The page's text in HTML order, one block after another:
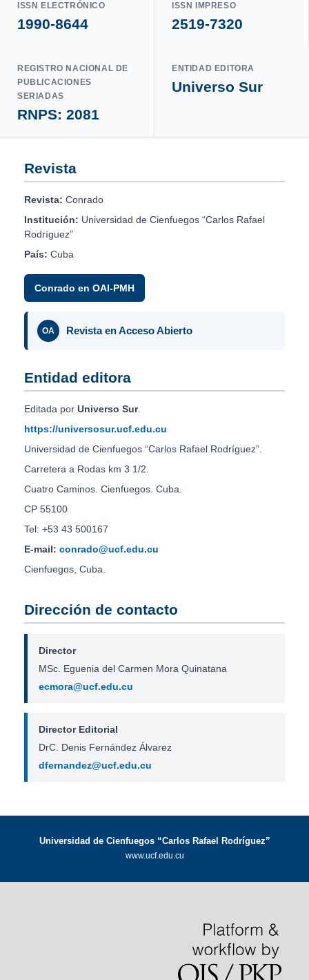
ISSN ELECTRÓNICO
1990-8644
ISSN IMPRESO
2519-7320
REGISTRO NACIONAL DE
PUBLICACIONES
SERIADAS
RNPS: 2081
ENTIDAD EDITORA
Universo Sur
Revista
Revista: Conrado
Institución: Universidad de Cienfuegos “Carlos Rafael
Rodríguez”
País: Cuba
Conrado en OAI-PMH
OA Revista en Acceso Abierto
Entidad editora
Editada por Universo Sur.
https://universosur.ucf.edu.cu
Universidad de Cienfuegos “Carlos Rafael Rodríguez”.
Carretera a Rodas km 3 1/2.
Cuatro Caminos. Cienfuegos. Cuba.
CP 55100
Tel: +53 43 500167
E-mail: conrado@ucf.edu.cu
Cienfuegos, Cuba.
Dirección de contacto
Director
MSc. Eguenia del Carmen Mora Quinatana
ecmora@ucf.edu.cu
Director Editorial
DrC. Denis Fernández Álvarez
dfernandez@ucf.edu.cu
Universidad de Cienfuegos “Carlos Rafael Rodríguez”
www.ucf.edu.cu